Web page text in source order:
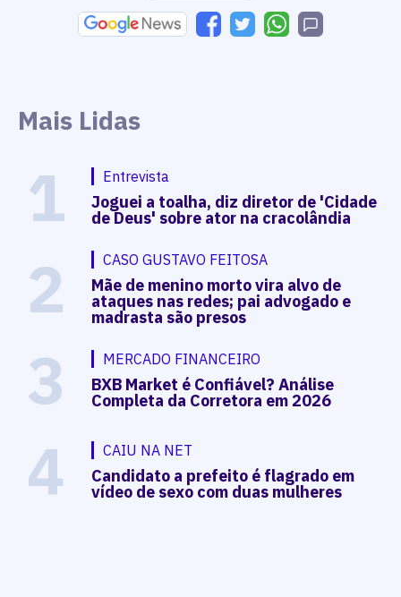
Mais Lidas
1 Entrevista
Joguei a toalha, diz diretor de 'Cidade
de Deus' sobre ator na cracolândia
2 CASO GUSTAVO FEITOSA
Mãe de menino morto vira alvo de
ataques nas redes; pai advogado e
madrasta são presos
3 MERCADO FINANCEIRO
BXB Market é Confiável? Análise
Completa da Corretora em 2026
4 CAIU NA NET
Candidato a prefeito é flagrado em
vídeo de sexo com duas mulheres